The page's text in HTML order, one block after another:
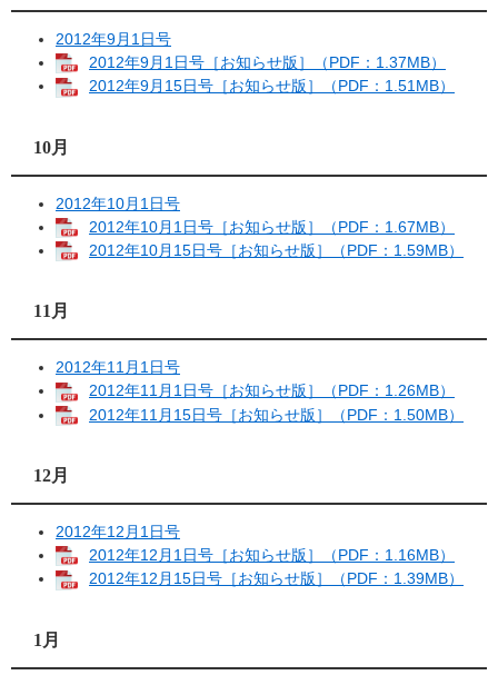
2012年9月1日号
2012年9月1日号［お知らせ版］（PDF：1.37MB）
2012年9月15日号［お知らせ版］（PDF：1.51MB）
10月
2012年10月1日号
2012年10月1日号［お知らせ版］（PDF：1.67MB）
2012年10月15日号［お知らせ版］（PDF：1.59MB）
11月
2012年11月1日号
2012年11月1日号［お知らせ版］（PDF：1.26MB）
2012年11月15日号［お知らせ版］（PDF：1.50MB）
12月
2012年12月1日号
2012年12月1日号［お知らせ版］（PDF：1.16MB）
2012年12月15日号［お知らせ版］（PDF：1.39MB）
1月